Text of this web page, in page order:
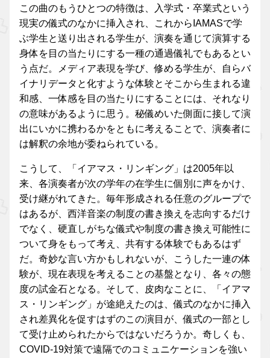
この曲のもうひとつの特徴は、入学式・卒業式という
現実の儀式のなかに挿入され、これからIAMASで学
ぶ学生と送り出される学生が、演奏を通じて演算する
身体を目の当たりにする一種の通過儀礼でもあるとい
う点だ。メディア表現を学び、修める学生が、自らバ
イナリデータと化すような体験とそこから生まれる違
和感、一体感を目の当たりにすることには、それなり
の意味があるように思う。秘儀めいた側面に接して演
出にいかに携わるかをともに考えることで、演奏者に
は解釈の余地が委ねられている。
こうして、「イアマス・リンギング」は2005年以
来、各演奏者が次の学年の在学生に個別に声をかけ、
受け継がれてきた。毎年形成される任意のグループで
はあるが、西洋音楽の制度の書き換えを志向するだけ
でなく、硬直しがちな儀式や制度の書き換え可能性に
ついて身をもって考え、共有する体験でもあるはず
だ。奇妙な言い方かもしれないが、こうした一連の体
験が、現在表現を考えることの基盤となり、各々の態
度の試金石となる。そして、皮肉なことに、「イアマ
ス・リンギング」が途絶えたのは、儀式のなかに挿入
され差異化を促すはずのこの演目が、儀式の一部とし
て受け止められたからではないだろうか。奇しくも、
COVID-19対策で遠隔でのコミュニケーションを強い